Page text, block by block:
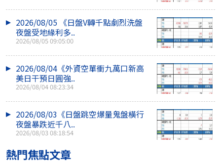
2026/08/05 《日盤V轉千點劇烈洗盤
夜盤受地緣利多..
2026/08/05 09:05:00
2026/08/04《外資空單衝九萬口新高
美日干預日圓強..
2026/08/04 08:23:34
2026/08/03《日盤跳空爆量鬼盤橫行
夜盤暴跌近千八..
2026/08/03 08:18:54
熱門焦點文章